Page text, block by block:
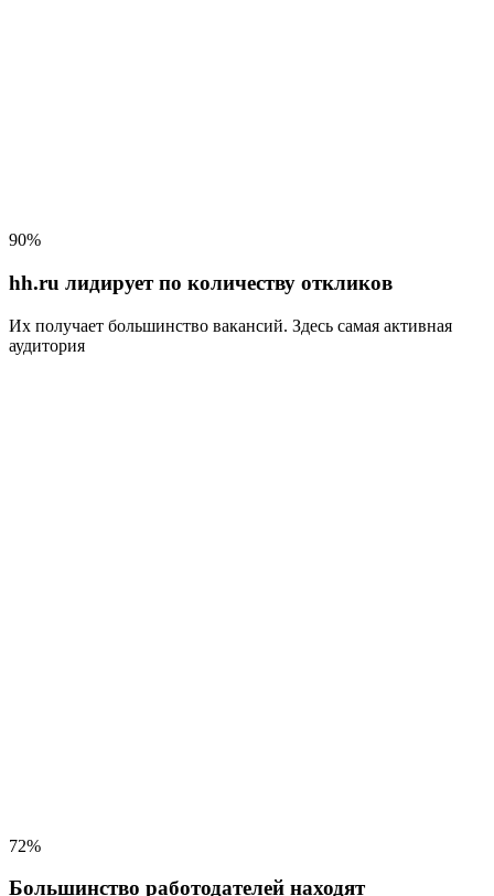
90%
hh.ru лидирует по количеству откликов
Их получает большинство вакансий. Здесь самая активная
аудитория
72%
Большинство работодателей находят